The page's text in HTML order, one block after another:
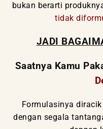
bukan berarti
tidak
JADI
Saatnya Kamu
Formulasinya
dengan segala